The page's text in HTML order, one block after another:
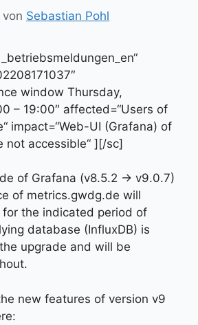
von Sebastian Pohl
window Thursday,
– 19:00″ affected=“Users of
impact=“Web-UI (Grafana) of
not accessible“ ][/sc]
of Grafana (v8.5.2 -> v9.0.7)
of metrics.gwdg.de will
the indicated period of
database (InfluxDB) is
upgrade and will be
new features of version v9